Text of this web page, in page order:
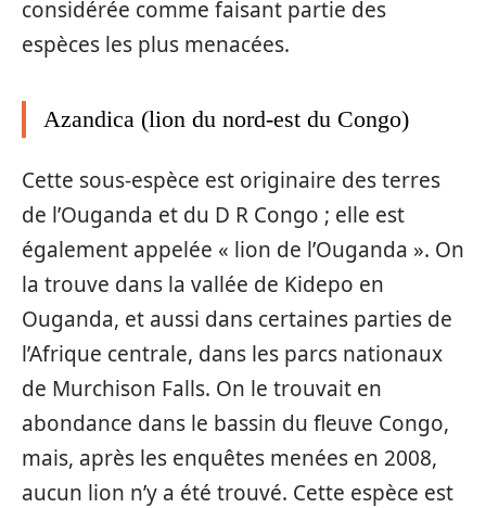
considérée comme faisant partie des
espèces les plus menacées.
Azandica (lion du nord-est du Congo)
Cette sous-espèce est originaire des terres
de l’Ouganda et du D R Congo ; elle est
également appelée « lion de l’Ouganda ». On
la trouve dans la vallée de Kidepo en
Ouganda, et aussi dans certaines parties de
l’Afrique centrale, dans les parcs nationaux
de Murchison Falls. On le trouvait en
abondance dans le bassin du fleuve Congo,
mais, après les enquêtes menées en 2008,
aucun lion n’y a été trouvé. Cette espèce est